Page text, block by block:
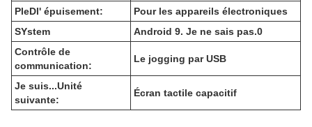
PleDl' épuisement:
Pour les appareils électroniques
SYstem
Android 9. Je ne sais pas.0
Contrôle de
communication:
Le jogging par USB
Je suis...Unité
suivante:
Écran tactile capacitif